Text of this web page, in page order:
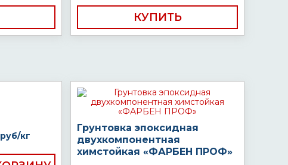
КУПИТЬ
руб/кг
Грунтовка эпоксидная
двухкомпонентная
химстойкая «ФАРБЕН ПРОФ»